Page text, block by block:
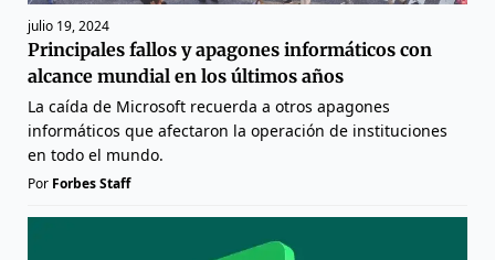
julio 19, 2024
Principales fallos y apagones informáticos con
alcance mundial en los últimos años
La caída de Microsoft recuerda a otros apagones
informáticos que afectaron la operación de instituciones
en todo el mundo.
Por Forbes Staff